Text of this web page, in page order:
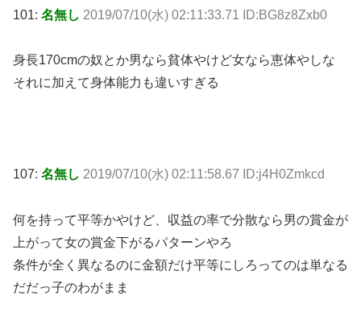
101: 名無し 2019/07/10(水) 02:11:33.71 ID:BG8z8Zxb0
身長170cmの奴とか男なら貧体やけど女なら恵体やしな
それに加えて身体能力も違いすぎる
107: 名無し 2019/07/10(水) 02:11:58.67 ID:j4H0Zmkcd
何を持って平等かやけど、収益の率で分散なら男の賞金が
上がって女の賞金下がるパターンやろ
条件が全く異なるのに金額だけ平等にしろってのは単なる
だだっ子のわがまま